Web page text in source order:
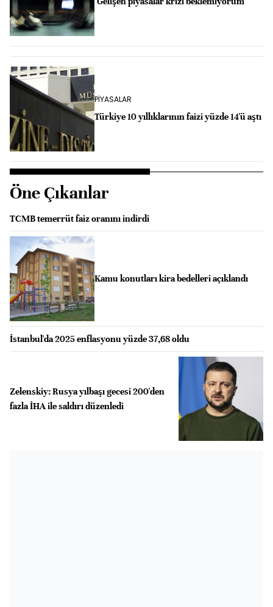
PİYASALAR
Türkiye 10 yıllıklarının faizi yüzde 14'ü aştı
Öne Çıkanlar
TCMB temerrüt faiz oranını indirdi
Kamu konutları kira bedelleri açıklandı
İstanbul'da 2025 enflasyonu yüzde 37,68 oldu
Zelenskiy: Rusya yılbaşı gecesi 200'den
fazla İHA ile saldırı düzenledi